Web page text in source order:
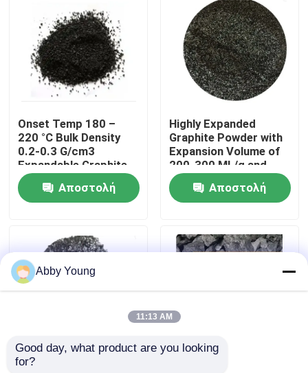
Προϊόντα
Περίπου εμείς
Ποιοτικός έλεγχος
Μας ελάτε σε επαφή με
Ειδήσεις
Περιπτώσεις
Από γραφίτη πρώτη ύλη
Φυσικός φυλλοειδής γραφίτης
Onset Temp 180 –
220 °C Bulk Density
0.2-0.3 G/cm3
Expandable Graphite
Powder for
PerformanceΑποστολή
Highly Expanded
Graphite Powder with
Expansion Volume of
200-300 ML/g and
Volatile Content ≤4%
Αποστολή
Expandable Graphite
Abby Young
11:13 AM
Good day, what product are you looking
for?